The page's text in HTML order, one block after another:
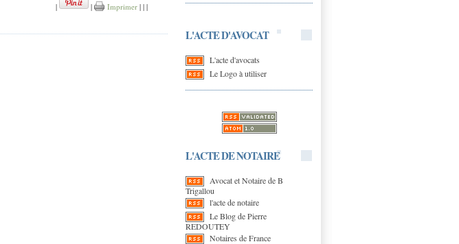
L'ACTE D'AVOCAT
L'acte d'avocats
Le Logo à utiliser
L'ACTE DE NOTAIRE
Avocat et Notaire de B
Trigallou
l'acte de notaire
Le Blog de Pierre
REDOUTEY
Notaires de France
| | Imprimer | | |